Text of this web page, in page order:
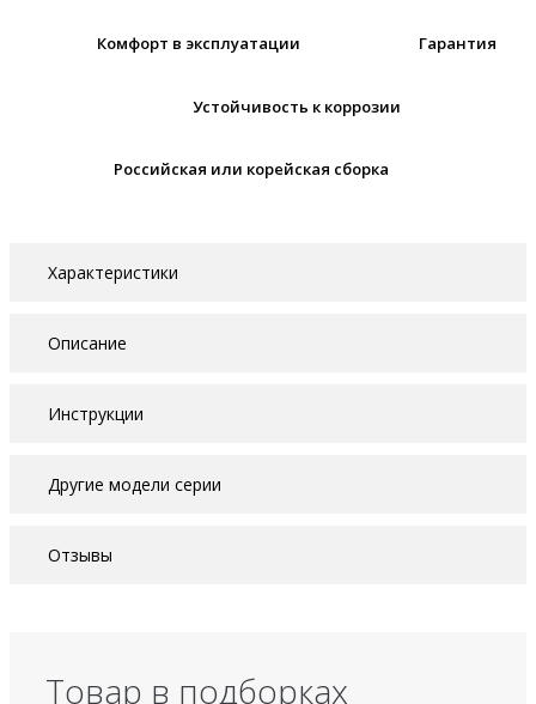
Комфорт в эксплуатации Гарантия
Устойчивость к коррозии
Российская или корейская сборка
Характеристики
Описание
Инструкции
Другие модели серии
Отзывы
Товар в подборках